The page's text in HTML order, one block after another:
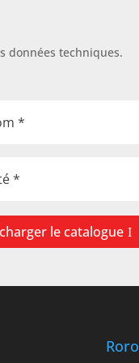
données techniques.
le catalogue
Roro